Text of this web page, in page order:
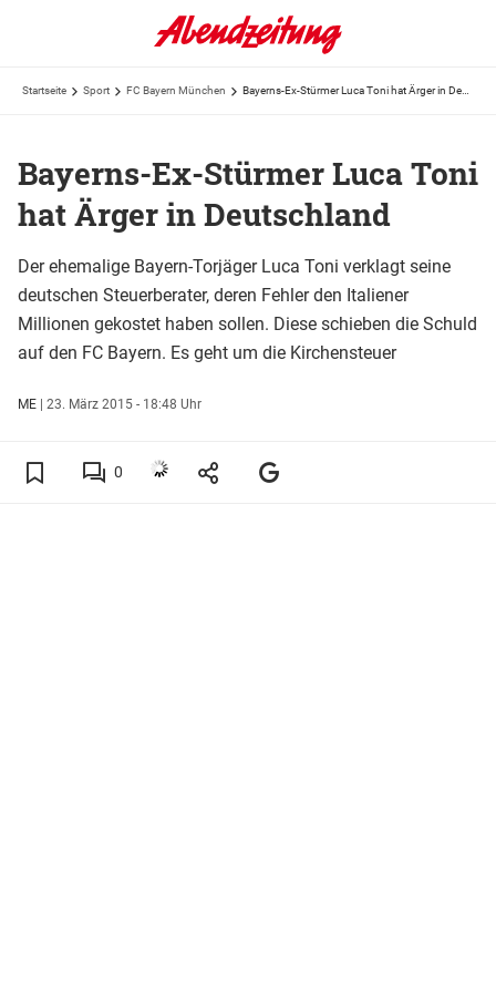
Startseite Sport FC Bayern München
Bayerns-Ex-Stürmer Luca Toni
hat Ärger in Deutschland
Der ehemalige Bayern-Torjäger Luca Toni verklagt seine
deutschen Steuerberater, deren Fehler den Italiener
Millionen gekostet haben sollen. Diese schieben die Schuld
auf den FC Bayern. Es geht um die Kirchensteuer
ME | 23. März 2015 - 18:48 Uhr
0